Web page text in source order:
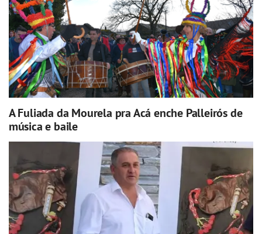
A Fuliada da Mourela pra Acá enche Palleirós de
música e baile